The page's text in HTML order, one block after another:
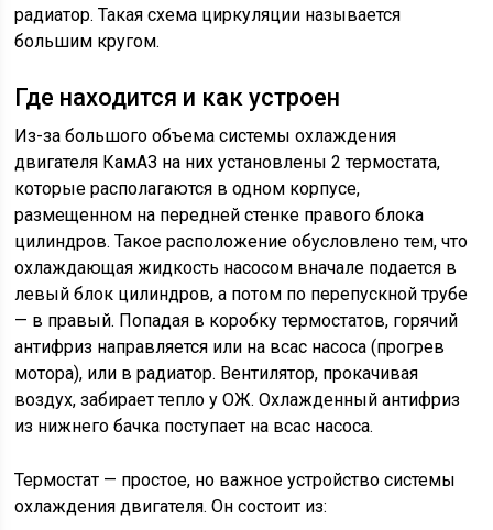
радиатор. Такая схема циркуляции называется
большим кругом.
Где находится и как устроен
Из-за большого объема системы охлаждения
двигателя КамАЗ на них установлены 2 термостата,
которые располагаются в одном корпусе,
размещенном на передней стенке правого блока
цилиндров. Такое расположение обусловлено тем, что
охлаждающая жидкость насосом вначале подается в
левый блок цилиндров, а потом по перепускной трубе
— в правый. Попадая в коробку термостатов, горячий
антифриз направляется или на всас насоса (прогрев
мотора), или в радиатор. Вентилятор, прокачивая
воздух, забирает тепло у ОЖ. Охлажденный антифриз
из нижнего бачка поступает на всас насоса.
Термостат — простое, но важное устройство системы
охлаждения двигателя. Он состоит из: